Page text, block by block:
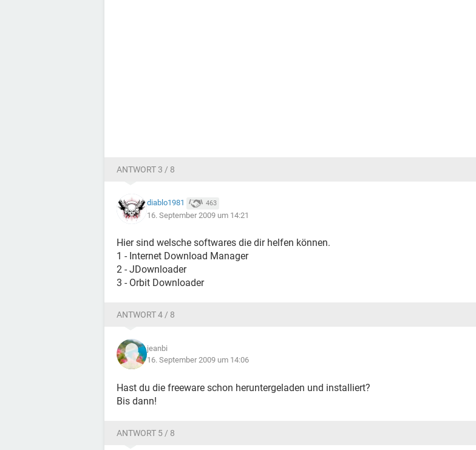
ANTWORT 3 / 8
diablo1981 463
16. September 2009 um 14:21
Hier sind welsche softwares die dir helfen können.
1 - Internet Download Manager
2 - JDownloader
3 - Orbit Downloader
ANTWORT 4 / 8
jeanbi
16. September 2009 um 14:06
Hast du die freeware schon heruntergeladen und installiert?
Bis dann!
ANTWORT 5 / 8